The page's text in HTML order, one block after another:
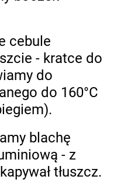
cebule
- kratce do
do
do 160°C
blachę
- z
tłuszcz.